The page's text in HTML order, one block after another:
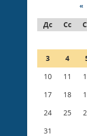
«
Дс
Сс
3
4
10
11
17
18
24
25
31